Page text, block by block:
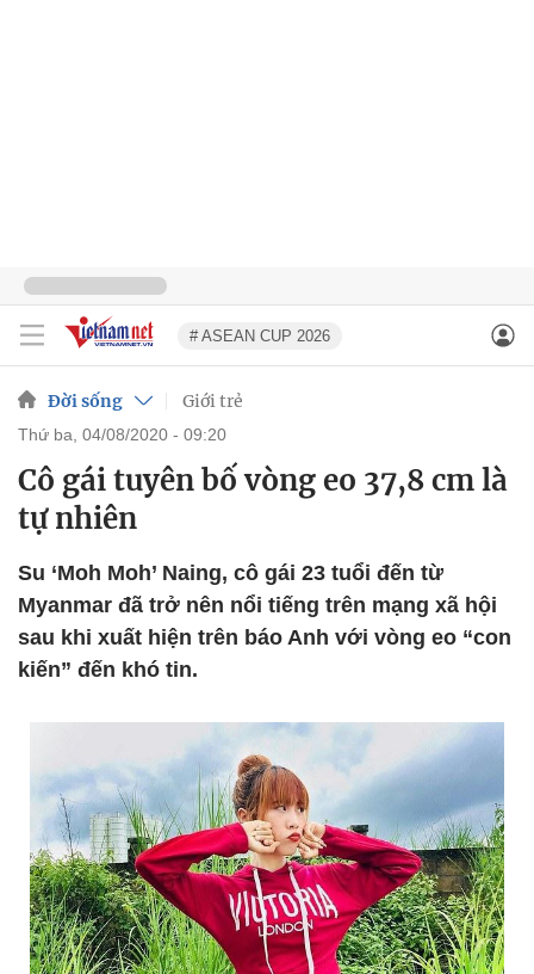
# ASEAN CUP 2026
Đời sống Giới trẻ
thứ ba, 04/08/2020 - 09:20
Cô gái tuyên bố vòng eo 37,8 cm là
tự nhiên
Su ‘Moh Moh’ Naing, cô gái 23 tuổi đến từ
Myanmar đã trở nên nổi tiếng trên mạng xã hội
sau khi xuất hiện trên báo Anh với vòng eo “con
kiến” đến khó tin.